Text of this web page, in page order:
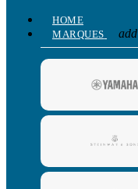
HOME
MARQUES
add